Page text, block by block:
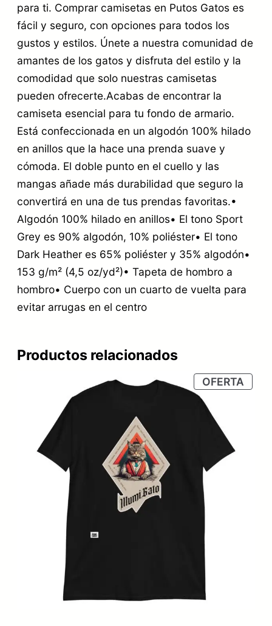
para ti. Comprar camisetas en Putos Gatos es
fácil y seguro, con opciones para todos los
gustos y estilos. Únete a nuestra comunidad de
amantes de los gatos y disfruta del estilo y la
comodidad que solo nuestras camisetas
pueden ofrecerte.Acabas de encontrar la
camiseta esencial para tu fondo de armario.
Está confeccionada en un algodón 100% hilado
en anillos que la hace una prenda suave y
cómoda. El doble punto en el cuello y las
mangas añade más durabilidad que seguro la
convertirá en una de tus prendas favoritas.•
Algodón 100% hilado en anillos• El tono Sport
Grey es 90% algodón, 10% poliéster• El tono
Dark Heather es 65% poliéster y 35% algodón•
153 g/m² (4,5 oz/yd²)• Tapeta de hombro a
hombro• Cuerpo con un cuarto de vuelta para
evitar arrugas en el centro
Productos relacionados
OFERTA
EN